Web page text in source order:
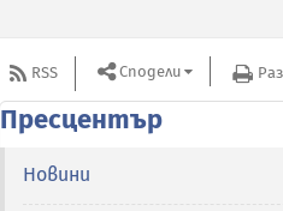
RSS Сподели
Пресцентър
Новини